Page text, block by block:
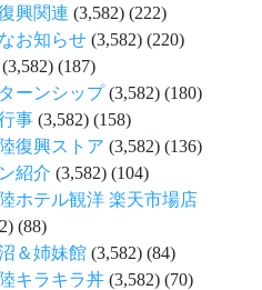
興関連 (3,582) (222)
お知らせ (3,582) (220)
(3,582) (187)
ーンシップ(3,582) (180)
事 (3,582) (158)
復興ストア (3,582) (136)
紹介 (3,582) (104)
ホテル観洋 楽天市場店
(88)
＆姉妹館 (3,582) (84)
キラキラ丼 (3,582) (70)